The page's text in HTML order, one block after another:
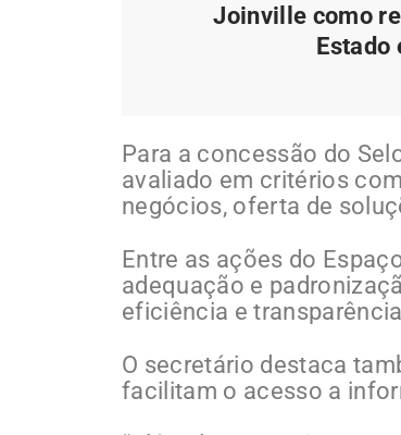
Joinville como
Estado
Para a concessão do
avaliado em critérios
negócios, oferta de
Entre as ações do
adequação e
eficiência e
O secretário destaca
facilitam o acesso a